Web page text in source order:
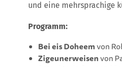
und eine mehrsprachige
Programm:
Bei eis Doheemvon
Zigeunerweisenvon